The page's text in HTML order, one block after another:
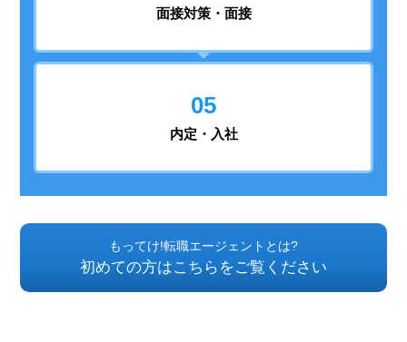
面接対策・面接
05
内定・入社
もってけ!転職エージェントとは?
初めての方はこちらをご覧ください